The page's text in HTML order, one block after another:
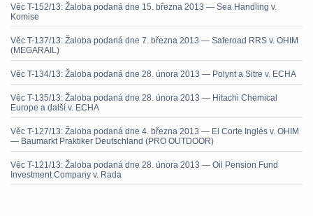
Věc T-152/13: Žaloba podaná dne 15. března 2013 — Sea Handling v.
Komise
Věc T-137/13: Žaloba podaná dne 7. března 2013 — Saferoad RRS v. OHIM
(MEGARAIL)
Věc T-134/13: Žaloba podaná dne 28. února 2013 — Polynt a Sitre v. ECHA
Věc T-135/13: Žaloba podaná dne 28. února 2013 — Hitachi Chemical
Europe a další v. ECHA
Věc T-127/13: Žaloba podaná dne 4. března 2013 — El Corte Inglés v. OHIM
— Baumarkt Praktiker Deutschland (PRO OUTDOOR)
Věc T-121/13: Žaloba podaná dne 28. února 2013 — Oil Pension Fund
Investment Company v. Rada